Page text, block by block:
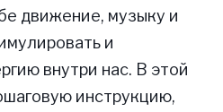
движение, музыку и
и
внутри нас. В этой
инструкцию,